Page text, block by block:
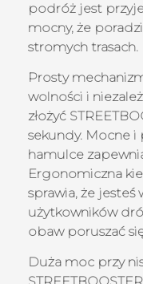
podróż jest
mocny, że
stromych trasach.
Prosty
wolności i
złożyć
sekundy. Mocne
hamulce
Ergonomiczna
sprawia, że
użytkowników
obaw poruszać
Duża moc przy